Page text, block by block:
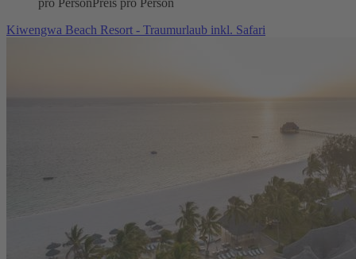
Kiwengwa Beach Resort - Traumurlaub inkl. Safari